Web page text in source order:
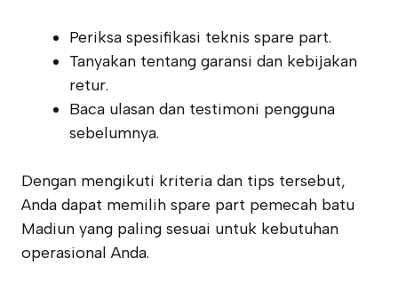
Periksa spesifikasi teknis spare part.
Tanyakan tentang garansi dan kebijakan
retur.
Baca ulasan dan testimoni pengguna
sebelumnya.
Dengan mengikuti kriteria dan tips tersebut,
Anda dapat memilih spare part pemecah batu
Madiun yang paling sesuai untuk kebutuhan
operasional Anda.